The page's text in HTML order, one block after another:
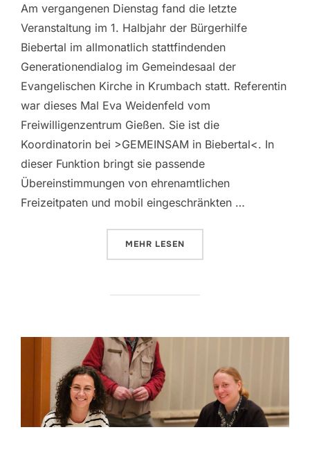
Am vergangenen Dienstag fand die letzte
Veranstaltung im 1. Halbjahr der Bürgerhilfe
Biebertal im allmonatlich stattfindenden
Generationendialog im Gemeindesaal der
Evangelischen Kirche in Krumbach statt. Referentin
war dieses Mal Eva Weidenfeld vom
Freiwilligenzentrum Gießen. Sie ist die
Koordinatorin bei >GEMEINSAM in Biebertal<. In
dieser Funktion bringt sie passende
Übereinstimmungen von ehrenamtlichen
Freizeitpaten und mobil eingeschränkten …
MEHR ÜBER „GENERATIONEN-DIALOG
LESEN